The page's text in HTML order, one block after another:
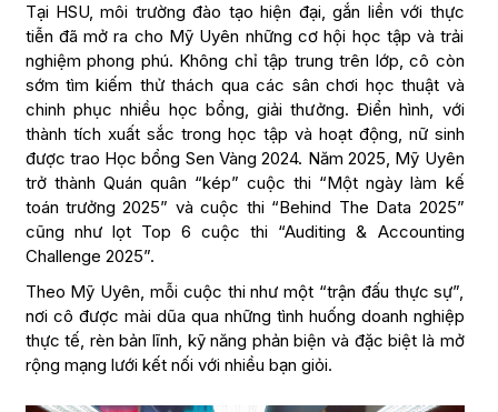
Tại HSU, môi trường đào tạo hiện đại, gắn liền với thực
tiễn đã mở ra cho Mỹ Uyên những cơ hội học tập và trải
nghiệm phong phú. Không chỉ tập trung trên lớp, cô còn
sớm tìm kiếm thử thách qua các sân chơi học thuật và
chinh phục nhiều học bổng, giải thưởng. Điển hình, với
thành tích xuất sắc trong học tập và hoạt động, nữ sinh
được trao Học bổng Sen Vàng 2024. Năm 2025, Mỹ Uyên
trở thành Quán quân “kép” cuộc thi “Một ngày làm kế
toán trưởng 2025” và cuộc thi “Behind The Data 2025”
cũng như lọt Top 6 cuộc thi “Auditing & Accounting
Challenge 2025”.
Theo Mỹ Uyên, mỗi cuộc thi như một “trận đấu thực sự”,
nơi cô được mài dũa qua những tình huống doanh nghiệp
thực tế, rèn bản lĩnh, kỹ năng phản biện và đặc biệt là mở
rộng mạng lưới kết nối với nhiều bạn giỏi.